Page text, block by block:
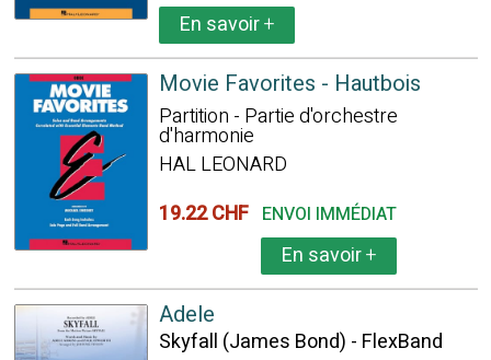
En savoir+
Movie Favorites - Hautbois
Partition - Partie d'orchestre
d'harmonie
HAL LEONARD
19.22 CHF ENVOI IMMÉDIAT
En savoir+
Adele
Skyfall (James Bond) - FlexBand